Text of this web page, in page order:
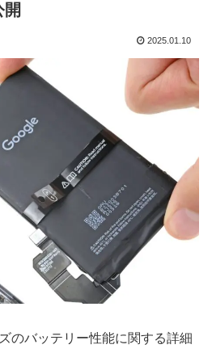
2025.01.10
のバッテリー性能に関する詳細